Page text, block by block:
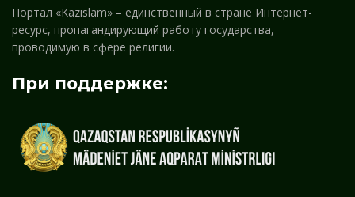
Портал «Kazislam» – единственный в стране Интернет-
ресурс, пропагандирующий работу государства,
проводимую в сфере религии.
При поддержке: